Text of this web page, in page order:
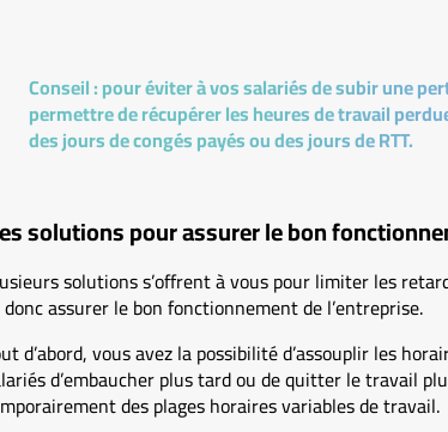
Conseil :pour éviter à vos salariés de subir une
permettre de récupérer les heures de travail
des jours de congés payés ou des jours de RTT.
solutions pour assurer le bon
solutions s’offrent à vous pour limiter les
assurer le bon fonctionnement de l’entreprise.
d’abord, vous avez la possibilité d’assouplir les
d’embaucher plus tard ou de quitter le travail
des plages horaires variables de travail.